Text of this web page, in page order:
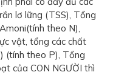
lơ lững (TSS), Tổng
theo N),
vật, tổng các chất
) (tính theo P), Tổng
của CON NGƯỜI thì